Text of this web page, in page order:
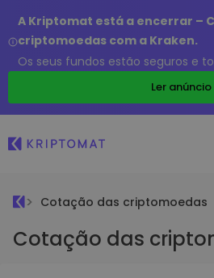
A Kriptomat está a encerrar –
criptomoedas com a Kraken.
Os seus fundos estão seguros e
Ler anúncio
Cotação das criptomoedas
Cotação das